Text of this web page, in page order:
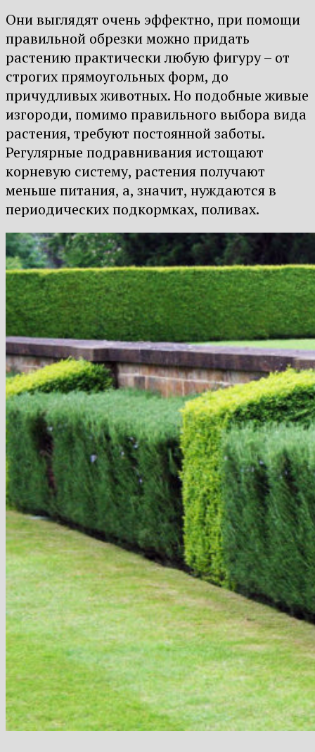
Они выглядят очень эффектно, при помощи
правильной обрезки можно придать
растению практически любую фигуру – от
строгих прямоугольных форм, до
причудливых животных. Но подобные живые
изгороди, помимо правильного выбора вида
растения, требуют постоянной заботы.
Регулярные подравнивания истощают
корневую систему, растения получают
меньше питания, а, значит, нуждаются в
периодических подкормках, поливах.